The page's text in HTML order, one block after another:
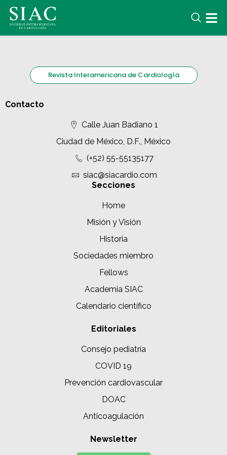
Revista Interamericana de Cardiología
Contacto
Calle Juan Badiano 1
Ciudad de México, D.F., México
(+52) 55-55135177
siac@siacardio.com
Secciones
Home
Misión y Visión
Historia
Sociedades miembro
Fellows
Academia SIAC
Calendario científico
Editoriales
Consejo pediatría
COVID 19
Prevención cardiovascular
DOAC
Anticoagulación
Newsletter